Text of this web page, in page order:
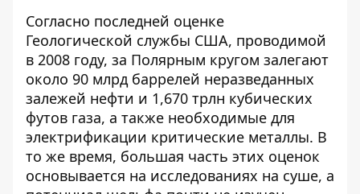
Согласно последней оценке
Геологической службы США, проводимой
в 2008 году, за Полярным кругом залегают
около 90 млрд баррелей неразведанных
залежей нефти и 1,670 трлн кубических
футов газа, а также необходимые для
электрификации критические металлы. В
то же время, большая часть этих оценок
основывается на исследованиях на суше, а